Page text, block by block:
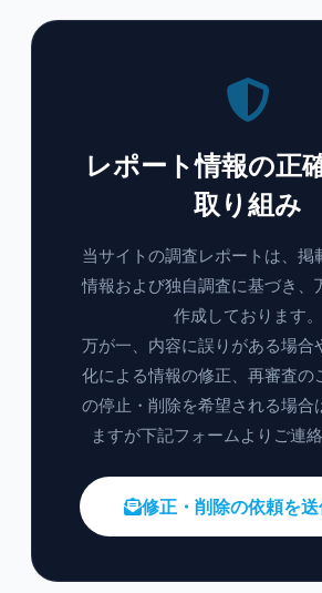
レポート情報の正
取り組み
当サイトの調査レポートは、掲
情報および独自調査に基づき、
作成しております。
万が一、内容に誤りがある場合
化による情報の修正、再審査の
の停止・削除を希望される場合
ますが下記フォームよりご連絡
修正・削除の依頼を